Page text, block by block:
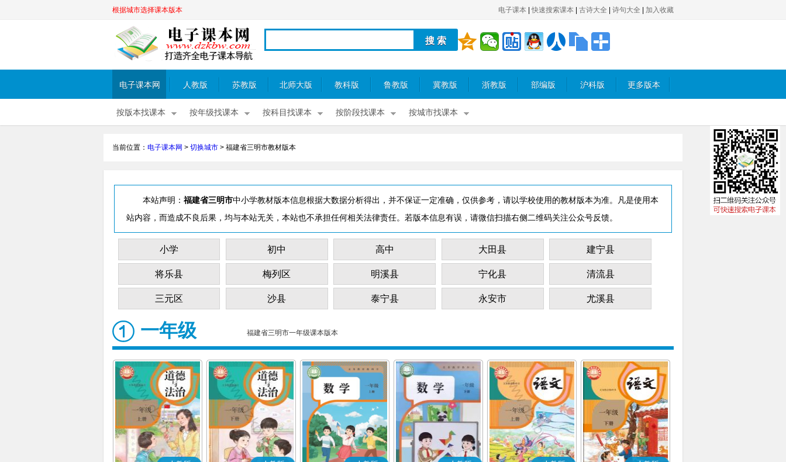
根据城市选择课本版本 电子课本 快速搜索课本 古诗大全 诗句大全 加入收藏
电子课本网 人教版 苏教版 北师大版 教科版 鲁教版 冀教版 浙教版 部编版 沪科版 更多版本
按版本找课本 按年级找课本 按科目找课本 按阶段找课本 按城市找课本
当前位置： 电子课本网 > 切换城市 > 福建省三明市教材版本
本站声明： 福建省三明市中小学教材版本信息根据大数据分析得出，并不保证一定准确，仅供参考，请以学校使用的教材版本为准。凡是使用本
站内容，而造成不良后果，均与本站无关，本站也不承担任何相关法律责任。若版本信息有误，请微信扫描右侧二维码关注公众号反馈。
小学 初中 高中 大田县 建宁县
将乐县 梅列区 明溪县 宁化县 清流县
三元区 沙县 泰宁县 永安市 尤溪县
一年级 福建省三明市一年级课本版本